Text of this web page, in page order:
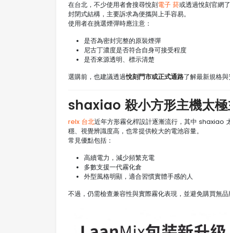
在台北，不少使用者會搜尋悅刻電子 菸或透過悅刻官網
封閉式結構，主要訴求為便攜與上手容易。
使用者在挑選煙彈時應注意：
是否為密封完整的原裝煙彈
尼古丁濃度是否符合自身可接受程度
是否來源透明、標示清楚
選購前，也建議透過悅刻門市或正式通路了解最新規格
shaxiao 殺小方形主機太
relx 台北近年方形霧化桿設計逐漸流行，其中 shaxiao
穩、視覺辨識度高，也常提供較大的電池容量。
常見優點包括：
高續電力，減少頻繁充電
多數支援一代霧化倉
外型風格明顯，適合習慣實體手感的人
不過，仍需檢查兼容性與實際霧化表現，並避免購買無